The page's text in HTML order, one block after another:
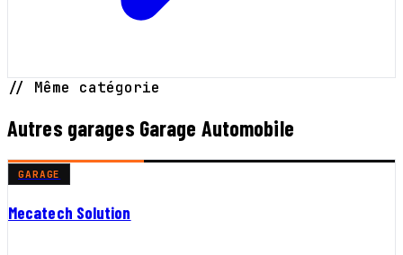
// Même catégorie
Autres garages Garage Automobile
GARAGE
Mecatech Solution